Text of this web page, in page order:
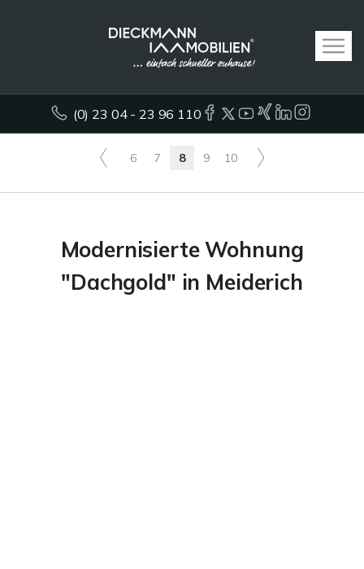
(0) 23 04 - 23 96 110
6 7 8 9 10
Modernisierte Wohnung
"Dachgold" in Meiderich